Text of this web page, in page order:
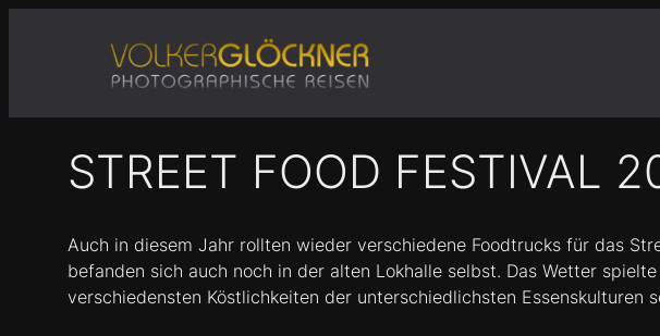
STREET FOOD FESTIVAL
Auch in diesem Jahr rollten wieder verschiedene Foodtrucks für das
befanden sich auch noch in der alten Lokhalle selbst. Das Wetter
verschiedensten Köstlichkeiten der unterschiedlichsten Essenskulturen